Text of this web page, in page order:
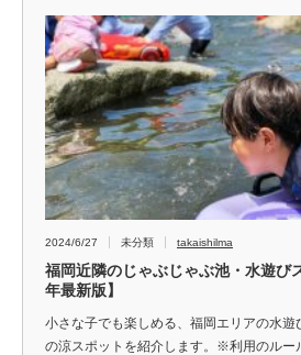
2024/6/27 未分類 takaishilma
福岡近隣のじゃぶじゃぶ池・水遊び
年最新版】
小さな子でも楽しめる、福岡エリアの水
の涼スポットを紹介します。※利用のルー